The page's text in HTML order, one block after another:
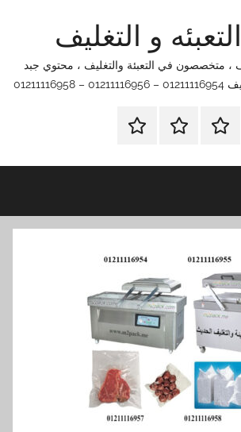
و التغليف
، متخصصون في التعبئة والتغليف ، محتوي جبد
الرئيسيةاتصل
اتـصـل
في
التي